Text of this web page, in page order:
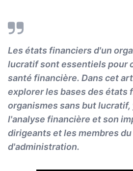
Les états financiers d'un
lucratif sont essentiels pour
santé financière. Dans cet
explorer les bases des états
organismes sans but lucratif,
l'analyse financière et son
dirigeants et les membres
d'administration.